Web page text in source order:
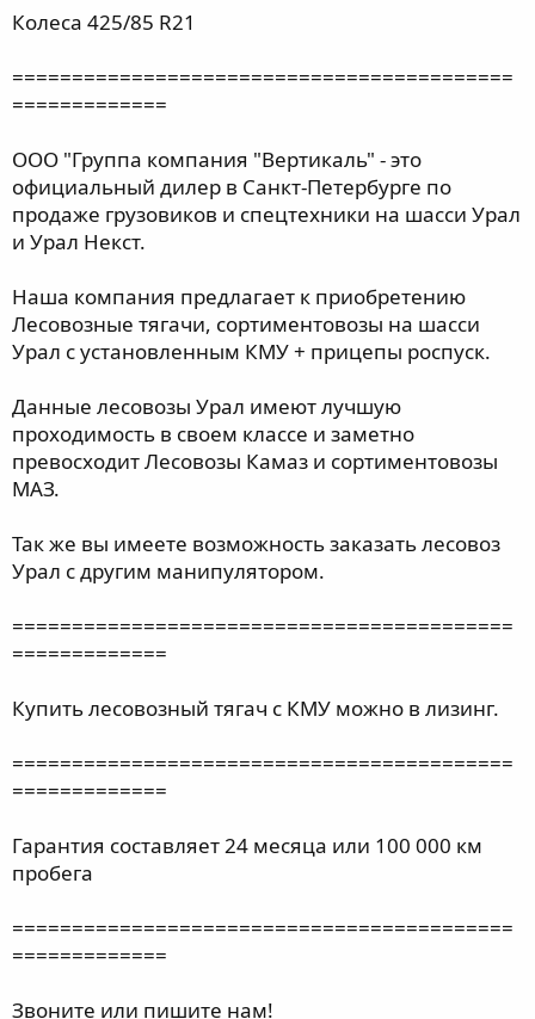
Колеса 425/85 R21
==========================================
=============
ООО "Группа компания "Вертикаль" - это
официальный дилер в Санкт-Петербурге по
продаже грузовиков и спецтехники на шасси Урал
и Урал Некст.
Наша компания предлагает к приобретению
Лесовозные тягачи, сортиментовозы на шасси
Урал с установленным КМУ + прицепы роспуск.
Данные лесовозы Урал имеют лучшую
проходимость в своем классе и заметно
превосходит Лесовозы Камаз и сортиментовозы
МАЗ.
Так же вы имеете возможность заказать лесовоз
Урал с другим манипулятором.
==========================================
=============
Купить лесовозный тягач с КМУ можно в лизинг.
==========================================
=============
Гарантия составляет 24 месяца или 100 000 км
пробега
==========================================
=============
Звоните или пишите нам!